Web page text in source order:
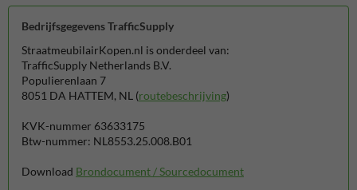
Bedrijfsgegevens TrafficSupply
StraatmeubilairKopen.nl is onderdeel van:
TrafficSupply Netherlands B.V.
Populierenlaan 7
8051 DA HATTEM, NL (routebeschrijving)
KVK-nummer 63633175
Btw-nummer: NL8553.25.008.B01
Download Brondocument / Sourcedocument